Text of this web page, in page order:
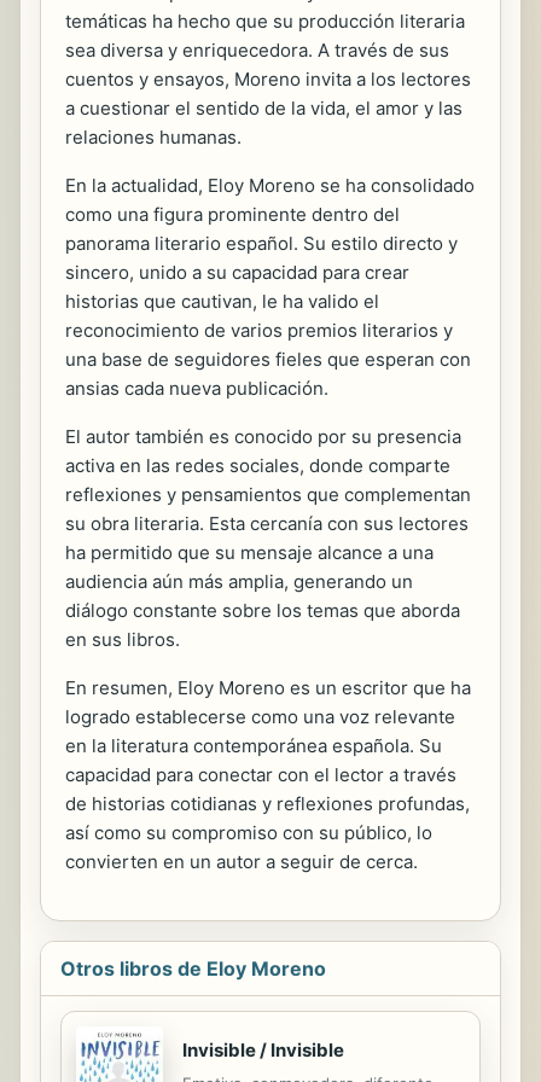
temáticas ha hecho que su producción literaria
sea diversa y enriquecedora. A través de sus
cuentos y ensayos, Moreno invita a los lectores
a cuestionar el sentido de la vida, el amor y las
relaciones humanas.
En la actualidad, Eloy Moreno se ha consolidado
como una figura prominente dentro del
panorama literario español. Su estilo directo y
sincero, unido a su capacidad para crear
historias que cautivan, le ha valido el
reconocimiento de varios premios literarios y
una base de seguidores fieles que esperan con
ansias cada nueva publicación.
El autor también es conocido por su presencia
activa en las redes sociales, donde comparte
reflexiones y pensamientos que complementan
su obra literaria. Esta cercanía con sus lectores
ha permitido que su mensaje alcance a una
audiencia aún más amplia, generando un
diálogo constante sobre los temas que aborda
en sus libros.
En resumen, Eloy Moreno es un escritor que ha
logrado establecerse como una voz relevante
en la literatura contemporánea española. Su
capacidad para conectar con el lector a través
de historias cotidianas y reflexiones profundas,
así como su compromiso con su público, lo
convierten en un autor a seguir de cerca.
Otros libros de Eloy Moreno
Invisible / Invisible